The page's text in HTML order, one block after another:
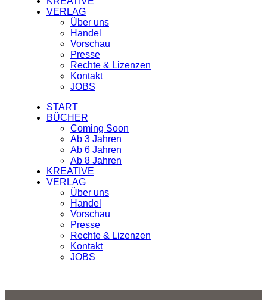
VERLAG
Über uns
Handel
Vorschau
Presse
Rechte & Lizenzen
Kontakt
JOBS
START
BÜCHER
Coming Soon
Ab 3 Jahren
Ab 6 Jahren
Ab 8 Jahren
KREATIVE
VERLAG
Über uns
Handel
Vorschau
Presse
Rechte & Lizenzen
Kontakt
JOBS